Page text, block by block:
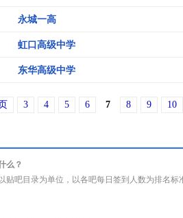
永城一高
虹口高级中学
东华高级中学
3 4 5 6 7 8 9 10
么？
贴吧目录为单位，以各吧每日签到人数为排名